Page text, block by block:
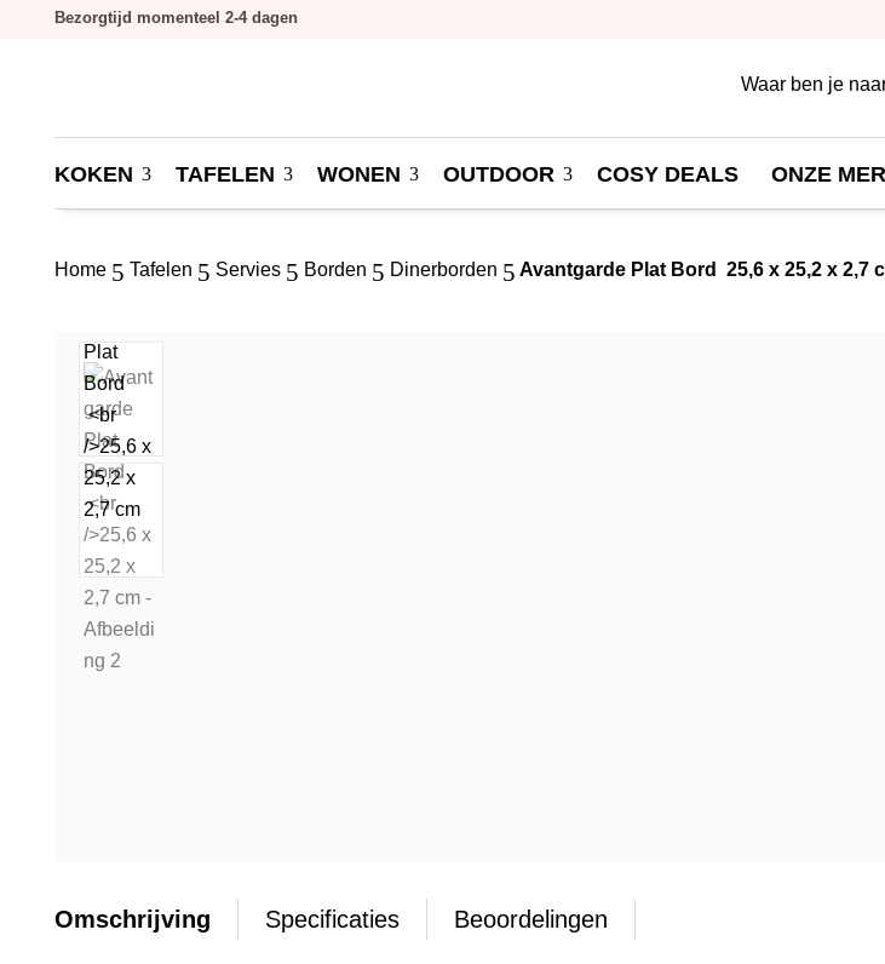
Bezorgtijd momenteel 2-4 dagen
KOKEN TAFELEN WONEN OUTDOOR COSY DEALS ONZE
Home 5 Tafelen 5 Servies 5 Borden 5 Dinerborden 5 Avantgarde Plat Bord 25,6 x 25,2 x 2,7
Omschrijving Specificaties Beoordelingen